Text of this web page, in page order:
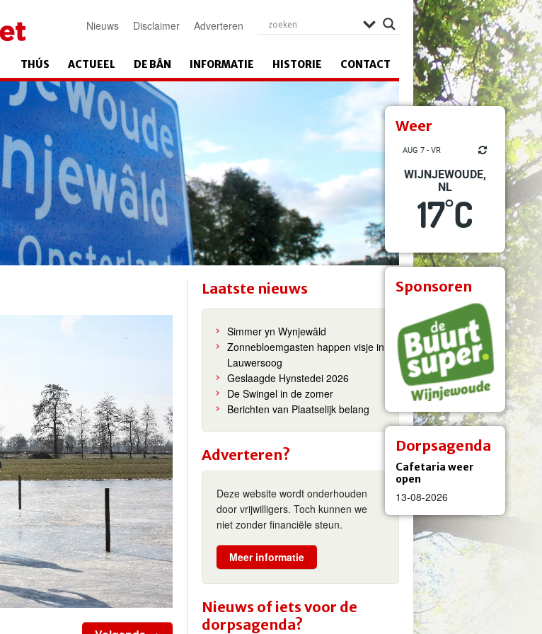
Weer
AUG 7 - VR
WIJNJEWOUDE,
NL
17°C
Sponsoren
Dorpsagenda
Cafetaria weer
open
13-08-2026
Nieuws Disclaimer Adverteren
THÚS ACTUEEL DE BÂN INFORMATIE HISTORIE CONTACT
Laatste nieuws
Simmer yn Wynjewâld
Zonnebloemgasten happen visje in
Lauwersoog
Geslaagde Hynstedei 2026
De Swingel in de zomer
Berichten van Plaatselijk belang
Adverteren?
Deze website wordt onderhouden
door vrijwilligers. Toch kunnen we
niet zonder financiële steun.
Meer informatie
Nieuws of iets voor de
dorpsagenda?